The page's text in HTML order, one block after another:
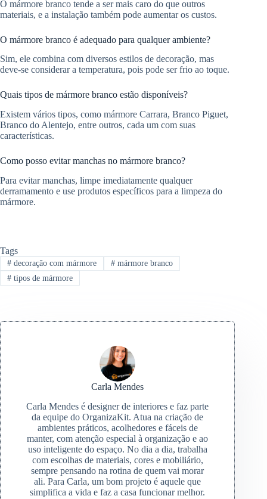
O mármore branco tende a ser mais caro do que outros
materiais, e a instalação também pode aumentar os custos.
O mármore branco é adequado para qualquer ambiente?
Sim, ele combina com diversos estilos de decoração, mas
deve-se considerar a temperatura, pois pode ser frio ao toque.
Quais tipos de mármore branco estão disponíveis?
Existem vários tipos, como mármore Carrara, Branco Piguet,
Branco do Alentejo, entre outros, cada um com suas
características.
Como posso evitar manchas no mármore branco?
Para evitar manchas, limpe imediatamente qualquer
derramamento e use produtos específicos para a limpeza do
mármore.
Tags
#decoração com mármore #mármore branco
#tipos de mármore
Carla Mendes
Carla Mendes é designer de interiores e faz parte
da equipe do OrganizaKit. Atua na criação de
ambientes práticos, acolhedores e fáceis de
manter, com atenção especial à organização e ao
uso inteligente do espaço. No dia a dia, trabalha
com escolhas de materiais, cores e mobiliário,
sempre pensando na rotina de quem vai morar
ali. Para Carla, um bom projeto é aquele que
simplifica a vida e faz a casa funcionar melhor.